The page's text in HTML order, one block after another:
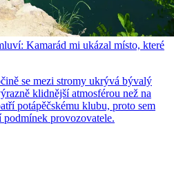
Kamarád mi ukázal místo, které
se mezi stromy ukrývá bývalý
klidnější atmosférou než na
potápěčskému klubu, proto sem
podmínek provozovatele.